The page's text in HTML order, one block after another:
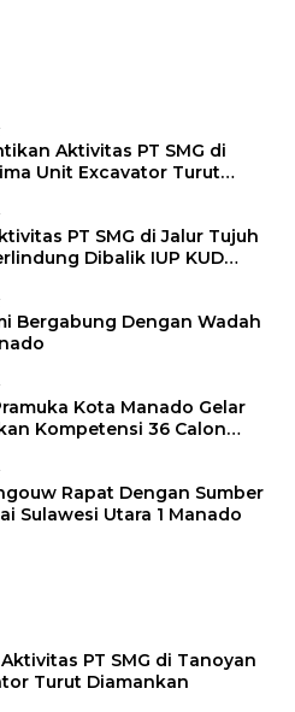
Aktivitas PT SMG di
Unit Excavator Turut
PT SMG di Jalur Tujuh
Dibalik IUP KUD
Bergabung Dengan Wadah
Kota Manado Gelar
Kompetensi 36 Calon
Rapat Dengan Sumber
Sulawesi Utara 1 Manado
PT SMG di Tanoyan
Turut Diamankan